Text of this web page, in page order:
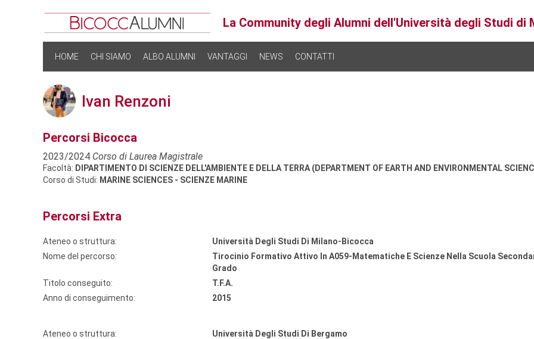
La Community degli Alumni dell'Università degli Studi di
HOME CHI SIAMO ALBO ALUMNI VANTAGGI NEWS CONTATTI
Ivan Renzoni
Percorsi Bicocca
2023/2024 Corso di Laurea Magistrale
Facoltà: DIPARTIMENTO DI SCIENZE DELL'AMBIENTE E DELLA TERRA (DEPARTMENT OF EARTH AND ENVIRONMENTAL
Corso di Studi: MARINE SCIENCES - SCIENZE MARINE
Percorsi Extra
Ateneo o struttura:
Università Degli Studi Di Milano-Bicocca
Nome del percorso:
Tirocinio Formativo Attivo In A059-Matematiche E Scienze Nella Scuola
Grado
Titolo conseguito:
T.F.A.
Anno di conseguimento:
2015
Ateneo o struttura:
Università Degli Studi Di Bergamo